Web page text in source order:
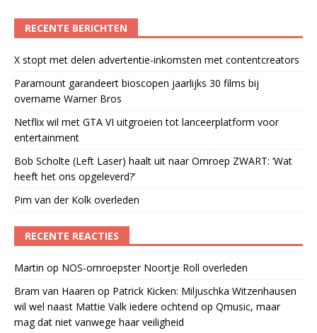
RECENTE BERICHTEN
X stopt met delen advertentie-inkomsten met contentcreators
Paramount garandeert bioscopen jaarlijks 30 films bij
overname Warner Bros
Netflix wil met GTA VI uitgroeien tot lanceerplatform voor
entertainment
Bob Scholte (Left Laser) haalt uit naar Omroep ZWART: ‘Wat
heeft het ons opgeleverd?’
Pim van der Kolk overleden
RECENTE REACTIES
Martin op NOS-omroepster Noortje Roll overleden
Bram van Haaren op Patrick Kicken: Miljuschka Witzenhausen
wil wel naast Mattie Valk iedere ochtend op Qmusic, maar
mag dat niet vanwege haar veiligheid